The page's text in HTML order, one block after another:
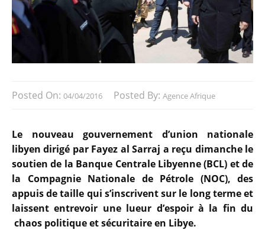
Posted On: 04/04/2016 Posted By: Agence Afrique
Le nouveau gouvernement d’union nationale
libyen dirigé par Fayez al Sarraj a reçu dimanche le
soutien de la Banque Centrale Libyenne (BCL) et de
la Compagnie Nationale de Pétrole (NOC), des
appuis de taille qui s’inscrivent sur le long terme et
laissent entrevoir une lueur d’espoir à la fin du
chaos politique et sécuritaire en Libye.